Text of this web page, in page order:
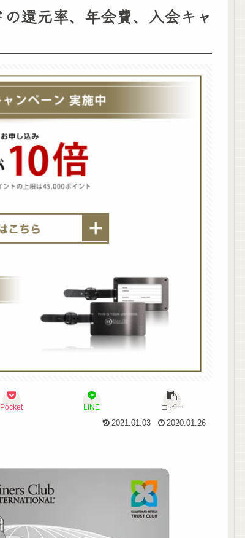
還元率、年会費、入会キャ
Pocket LINE
コピー
2021.01.03
2020.01.26